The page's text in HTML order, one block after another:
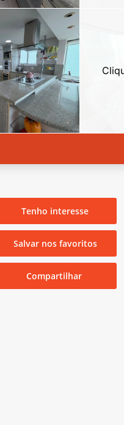
Tenho interesse
Salvar nos favoritos
Compartilhar